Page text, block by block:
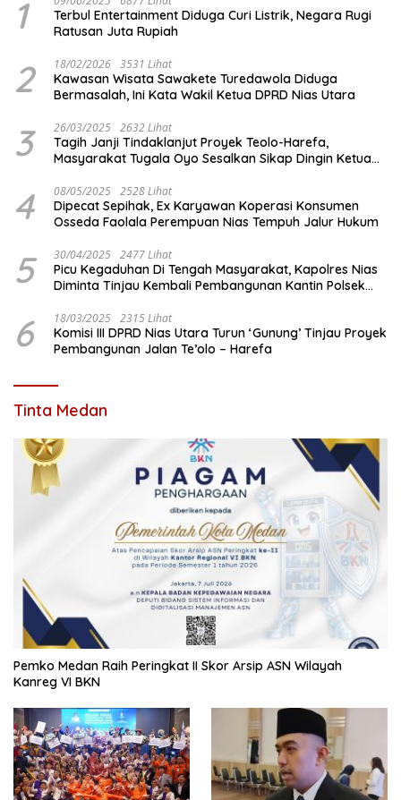
1
Terbul Entertainment Diduga Curi Listrik, Negara Rugi
Ratusan Juta Rupiah
2 18/02/2026 3531 Lihat
Kawasan Wisata Sawakete Turedawola Diduga
Bermasalah, Ini Kata Wakil Ketua DPRD Nias Utara
3 26/03/2025 2632 Lihat
Tagih Janji Tindaklanjut Proyek Teolo-Harefa,
Masyarakat Tugala Oyo Sesalkan Sikap Dingin Ketua
4 08/05/2025 2528 Lihat
Dipecat Sepihak, Ex Karyawan Koperasi Konsumen
Osseda Faolala Perempuan Nias Tempuh Jalur Hukum
5 30/04/2025 2477 Lihat
Picu Kegaduhan Di Tengah Masyarakat, Kapolres Nias
Diminta Tinjau Kembali Pembangunan Kantin Polsek
6 18/03/2025 2315 Lihat
Komisi III DPRD Nias Utara Turun ‘Gunung’ Tinjau Proyek
Pembangunan Jalan Te’olo – Harefa
Tinta Medan
Pemko Medan Raih Peringkat II Skor Arsip ASN Wilayah
Kanreg VI BKN